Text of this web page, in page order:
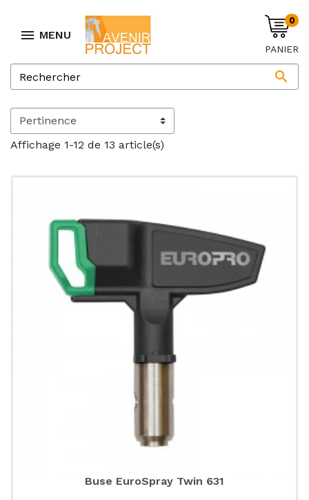
 MENU

0
PANIER
Affichage 1-12 de 13 article(s)
Buse EuroSpray Twin 631